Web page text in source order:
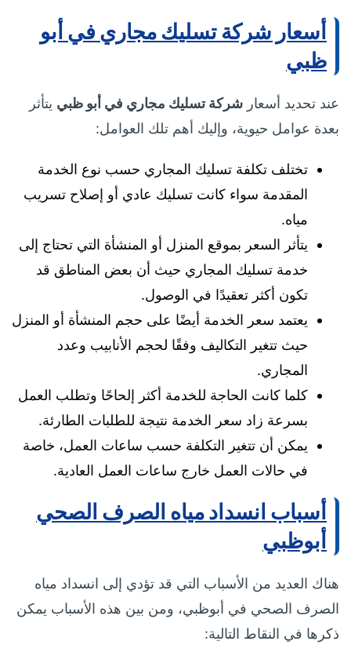
أسعار شركة تسليك مجاري في أبو
ظبي
عند تحديد أسعار شركة تسليك مجاري في أبو ظبي يتأثر
بعدة عوامل حيوية، وإليك أهم تلك العوامل:
تختلف تكلفة تسليك المجاري حسب نوع الخدمة
المقدمة سواء كانت تسليك عادي أو إصلاح تسريب
مياه.
يتأثر السعر بموقع المنزل أو المنشأة التي تحتاج إلى
خدمة تسليك المجاري حيث أن بعض المناطق قد
تكون أكثر تعقيدًا في الوصول.
يعتمد سعر الخدمة أيضًا على حجم المنشأة أو المنزل
حيث تتغير التكاليف وفقًا لحجم الأنابيب وعدد
المجاري.
كلما كانت الحاجة للخدمة أكثر إلحاحًا وتطلب العمل
بسرعة زاد سعر الخدمة نتيجة للطلبات الطارئة.
يمكن أن تتغير التكلفة حسب ساعات العمل، خاصة
في حالات العمل خارج ساعات العمل العادية.
أسباب انسداد مياه الصرف الصحي
أبوظبي
هناك العديد من الأسباب التي قد تؤدي إلى انسداد مياه
الصرف الصحي في أبوظبي، ومن بين هذه الأسباب يمكن
ذكرها في النقاط التالية: